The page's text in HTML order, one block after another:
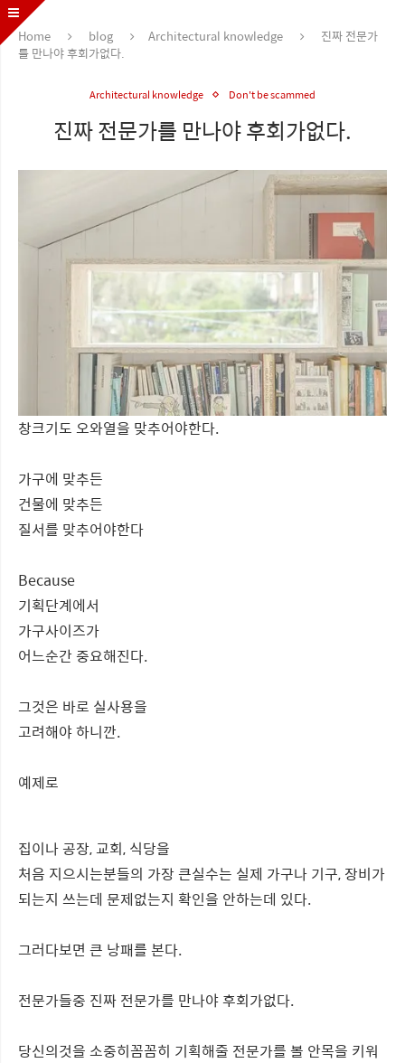
Home blog Architectural knowledge
진짜 전문가
를 만나야 후회가없다.
Architectural knowledge Don't be scammed
진짜 전문가를 만나야 후회가없다.
창크기도 오와열을 맞추어야한다.
가구에 맞추든
건물에 맞추든
질서를 맞추어야한다
Because
기획단계에서
가구사이즈가
어느순간 중요해진다.
그것은 바로 실사용을
고려해야 하니깐.
예제로
집이나 공장, 교회, 식당을
처음 지으시는분들의 가장 큰실수는 실제 가구나 기구, 장비가
되는지 쓰는데 문제없는지 확인을 안하는데 있다.
그러다보면 큰 낭패를 본다.
전문가들중 진짜 전문가를 만나야 후회가없다.
당신의것을 소중히꼼꼼히 기획해줄 전문가를 볼 안목을 키워